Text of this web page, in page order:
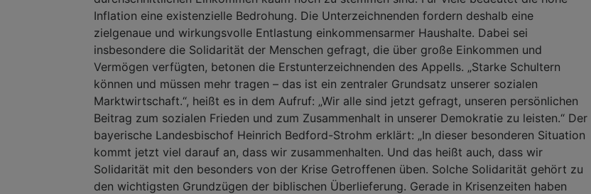
Inflation eine existenzielle Bedrohung. Die Unterzeichnenden fordern deshalb eine
zielgenaue und wirkungsvolle Entlastung einkommensarmer Haushalte. Dabei sei
insbesondere die Solidarität der Menschen gefragt, die über große Einkommen und
Vermögen verfügten, betonen die Erstunterzeichnenden des Appells. „Starke Schultern
können und müssen mehr tragen – das ist ein zentraler Grundsatz unserer sozialen
Marktwirtschaft.“, heißt es in dem Aufruf: „Wir alle sind jetzt gefragt, unseren persönlichen
Beitrag zum sozialen Frieden und zum Zusammenhalt in unserer Demokratie zu leisten.“ Der
bayerische Landesbischof Heinrich Bedford-Strohm erklärt: „In dieser besonderen Situation
kommt jetzt viel darauf an, dass wir zusammenhalten. Und das heißt auch, dass wir
Solidarität mit den besonders von der Krise Getroffenen üben. Solche Solidarität gehört zu
den wichtigsten Grundzügen der biblischen Überlieferung. Gerade in Krisenzeiten haben